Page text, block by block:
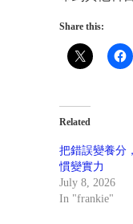
Share this:
Related
把錯誤變養分
慣變實力
July 8, 2026
In "frankie"